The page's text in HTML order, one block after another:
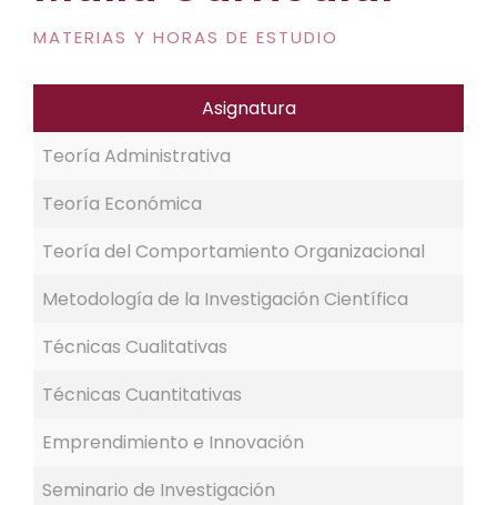
MATERIAS Y HORAS DE ESTUDIO
Asignatura
Teoría Administrativa
Teoría Económica
Teoría del Comportamiento Organizacional
Metodología de la Investigación Científica
Técnicas Cualitativas
Técnicas Cuantitativas
Emprendimiento e Innovación
Seminario de Investigación